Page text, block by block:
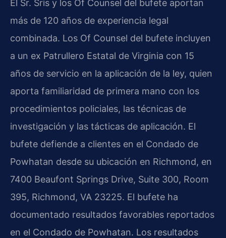
El Sr. Sris y los Of Counsel del bufete aportan
más de 120 años de experiencia legal
combinada. Los Of Counsel del bufete incluyen
a un ex Patrullero Estatal de Virginia con 15
años de servicio en la aplicación de la ley, quien
aporta familiaridad de primera mano con los
procedimientos policiales, las técnicas de
investigación y las tácticas de aplicación. El
bufete defiende a clientes en el Condado de
Powhatan desde su ubicación en Richmond, en
7400 Beaufont Springs Drive, Suite 300, Room
395, Richmond, VA 23225. El bufete ha
documentado resultados favorables reportados
en el Condado de Powhatan. Los resultados